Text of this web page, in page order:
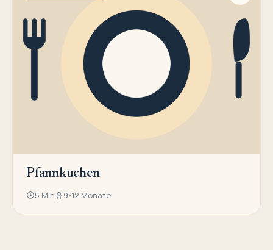
Pfannkuchen
5 Min 9-12 Monate